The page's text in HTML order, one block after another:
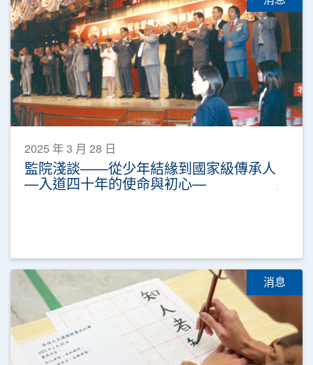
2025 年 3 月 28 日
監院淺談——從少年結緣到國家級傳承人
—入道四十年的使命與初心—
消息